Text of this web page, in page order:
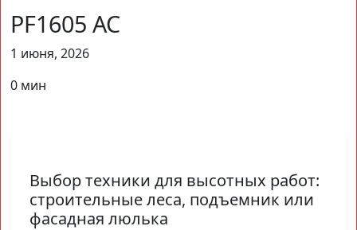
PF1605 AC
1 июня, 2026
0 мин
Выбор техники для высотных работ:
строительные леса, подъемник или
фасадная люлька